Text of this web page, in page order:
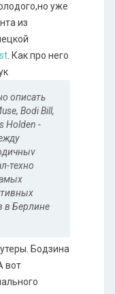
уже
из
. Как про него
описать
Bodi Bill,
Holden -
техно
Берлине
Бодзина
вот